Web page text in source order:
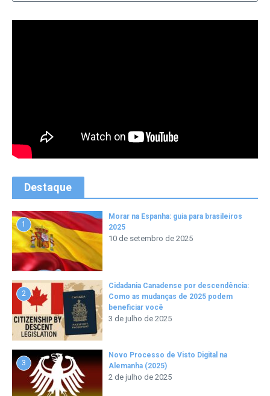
Destaque
1
Morar na Espanha: guia para brasileiros
2025
10 de setembro de 2025
2
Cidadania Canadense por descendência:
Como as mudanças de 2025 podem
beneficiar você
3 de julho de 2025
3
Novo Processo de Visto Digital na
Alemanha (2025)
2 de julho de 2025